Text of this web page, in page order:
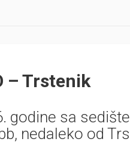
– Trstenik
godine sa
nedaleko od